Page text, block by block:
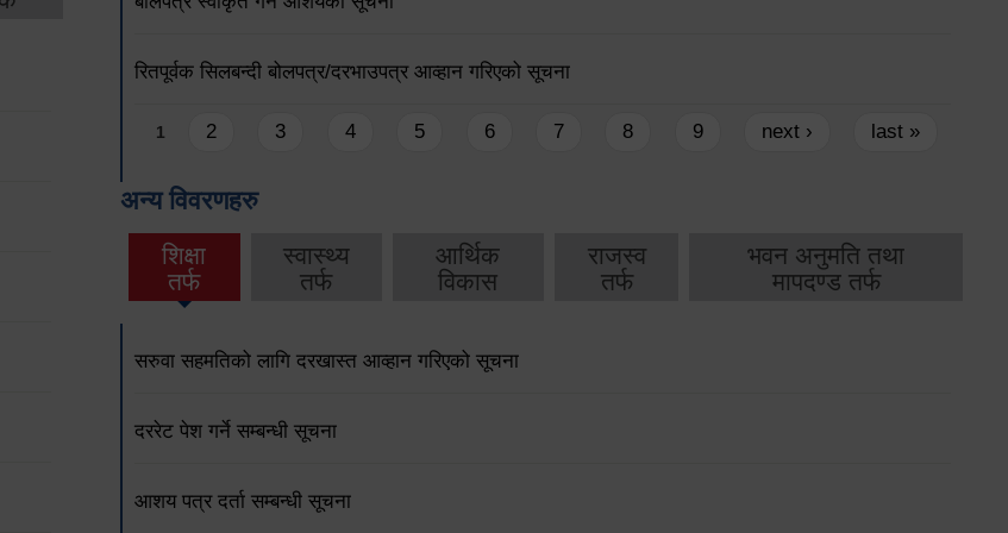
रितपूर्वक सिलबन्दी बोलपत्र/दरभाउपत्र आव्हान गरिएको सूचना
Pages
1 2 3 4 5 6 7 8 9 next › last »
अन्य विवरणहरु
शिक्षा
तर्फ
स्वास्थ्य
तर्फ
आर्थिक
विकास
राजस्व
तर्फ
भवन अनुमति तथा
मापदण्ड तर्फ
सरुवा सहमतिको लागि दरखास्त आव्हान गरिएको सूचना
दररेट पेश गर्ने सम्बन्धी सूचना
आशय पत्र दर्ता सम्बन्धी सूचना